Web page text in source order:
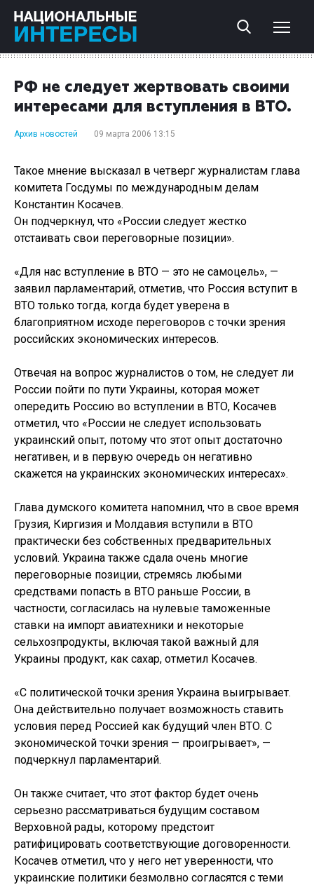
РФ не следует жертвовать своими
интересами для вступления в ВТО.
Архив новостей 09 марта 2006 13:15
Такое мнение высказал в четверг журналистам глава
комитета Госдумы по международным делам
Константин Косачев.
Он подчеркнул, что «России следует жестко
отстаивать свои переговорные позиции».
«Для нас вступление в ВТО — это не самоцель», —
заявил парламентарий, отметив, что Россия вступит в
ВТО только тогда, когда будет уверена в
благоприятном исходе переговоров с точки зрения
российских экономических интересов.
Отвечая на вопрос журналистов о том, не следует ли
России пойти по пути Украины, которая может
опередить Россию во вступлении в ВТО, Косачев
отметил, что «России не следует использовать
украинский опыт, потому что этот опыт достаточно
негативен, и в первую очередь он негативно
скажется на украинских экономических интересах».
Глава думского комитета напомнил, что в свое время
Грузия, Киргизия и Молдавия вступили в ВТО
практически без собственных предварительных
условий. Украина также сдала очень многие
переговорные позиции, стремясь любыми
средствами попасть в ВТО раньше России, в
частности, согласилась на нулевые таможенные
ставки на импорт авиатехники и некоторые
сельхозпродукты, включая такой важный для
Украины продукт, как сахар, отметил Косачев.
«С политической точки зрения Украина выигрывает.
Она действительно получает возможность ставить
условия перед Россией как будущий член ВТО. С
экономической точки зрения — проигрывает», —
подчеркнул парламентарий.
Он также считает, что этот фактор будет очень
серьезно рассматриваться будущим составом
Верховной рады, которому предстоит
ратифицировать соответствующие договоренности.
Косачев отметил, что у него нет уверенности, что
украинские политики безмолвно согласятся с теми